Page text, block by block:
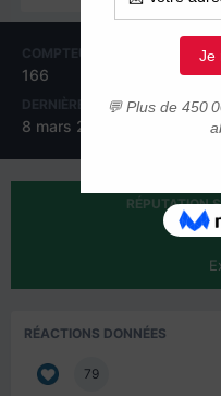
COMPTEUR DE CONTENUS
166
DERNIÈRE VISITE
8 mars 2015
RÉPUTATION
RÉACTIONS DONNÉES
79